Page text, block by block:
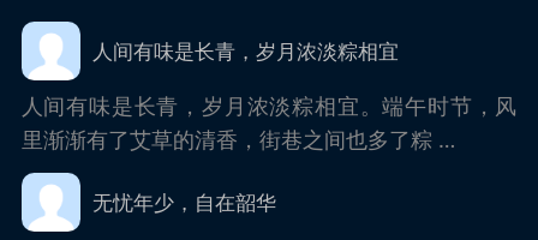
人间有味是长青，岁月浓淡粽相宜
人间有味是长青，岁月浓淡粽相宜。端午时节，风
里渐渐有了艾草的清香，街巷之间也多了粽 …
无忧年少，自在韶华